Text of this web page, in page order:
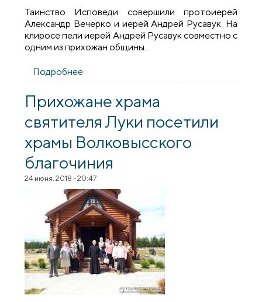
Таинство Исповеди совершили протоиерей
Александр Вечерко и иерей Андрей Русавук. На
клиросе пели иерей Андрей Русавук совместно с
одним из прихожан общины.
Подробнее
Саровского при исправительной
совершена Божественная литургия
Прихожане храма
святителя Луки посетили
храмы Волковысского
благочиния
24 июня, 2018 - 20:47